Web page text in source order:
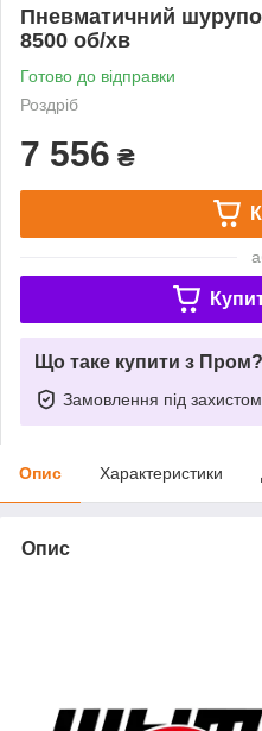
Пневматичний
8500 об/хв
Готово до відправки
Роздріб
7 556 ₴
Що таке купити з Пром?
Замовлення під захистом
Опис Характеристики
Опис